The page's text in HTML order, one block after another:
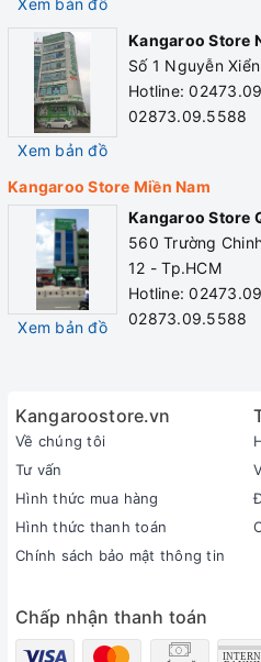
Xem bản đồ
Xem bản đồ
Kangaroo Store
Số 1 Nguyễn
Hotline:
02873.09.5588
Kangaroo Store Miền Nam
Xem bản đồ
Kangaroo Store
560 Trường
12 - Tp.HCM
Hotline:
02873.09.5588
Kangaroostore.vn
Về chúng tôi
Tư vấn
Hình thức mua hàng
Hình thức thanh toán
Chính sách bảo mật thông tin
Chấp nhận thanh toán